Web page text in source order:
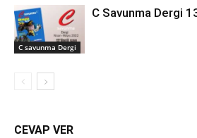
C savunma Dergi
C Savunma Dergi
CEVAP VER